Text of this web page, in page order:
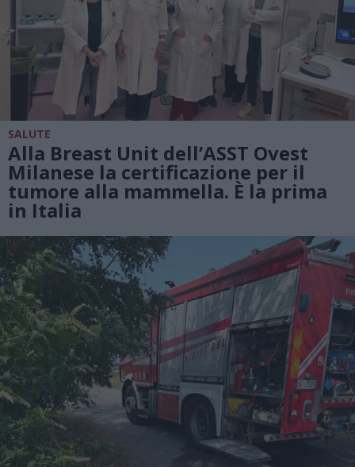
SALUTE
Alla Breast Unit dell’ASST Ovest
Milanese la certificazione per il
tumore alla mammella. È la prima
in Italia